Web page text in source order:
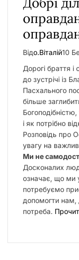
Відо.Віталій10
Дорогі браття
до зустрічі із
Пасхального
більше
і як потрібно
Розповідь про
увагу на
Ми не
Досконалих
означає, що ми
потребуємо
допомогти нам,
потреба.